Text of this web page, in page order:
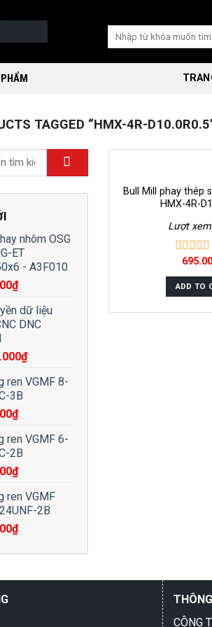
Search
TAGGED “HMX-4R-
nhôm OSG
ET
- A3F010
₫
dữ liệu
DNC
₫
ren VGMF 8-
3B
₫
ren VGMF 6-
2B
₫
ren VGMF
2B
₫
Bull Mill phay thép
HMX-4R-
Lượt
of
5
ADD TO
CÔNG